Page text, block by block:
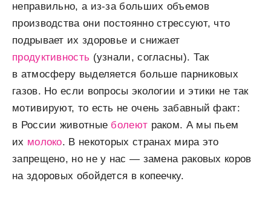
неправильно, а из-за больших объемов
производства они постоянно стрессуют, что
подрывает их здоровье и снижает
продуктивность (узнали, согласны). Так
в атмосферу выделяется больше парниковых
газов. Но если вопросы экологии и этики не так
мотивируют, то есть не очень забавный факт:
в России животные болеют раком. А мы пьем
их молоко. В некоторых странах мира это
запрещено, но не у нас — замена раковых коров
на здоровых обойдется в копеечку.